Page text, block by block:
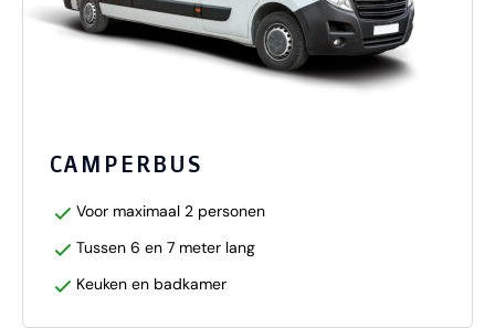
CAMPERBUS
Voor maximaal 2 personen
Tussen 6 en 7 meter lang
Keuken en badkamer